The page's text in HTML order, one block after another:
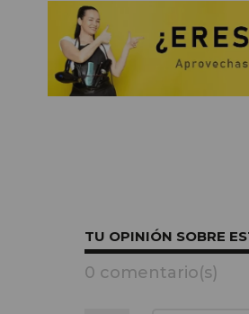
TU OPINIÓN SOBRE
0 comentario(s)